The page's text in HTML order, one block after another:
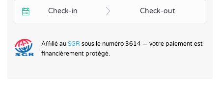
Check-in Check-out
Affilié au SGR sous le numéro 3614 — votre paiement est
financièrement protégé.